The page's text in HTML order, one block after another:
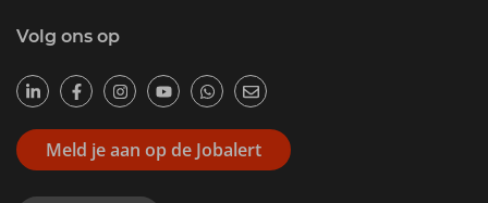
Volg ons op
Meld je aan op de Jobalert